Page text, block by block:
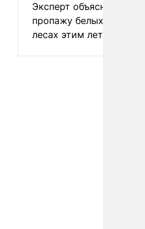
Эксперт объяснил
пропажу белых грибов
лесах этим летом